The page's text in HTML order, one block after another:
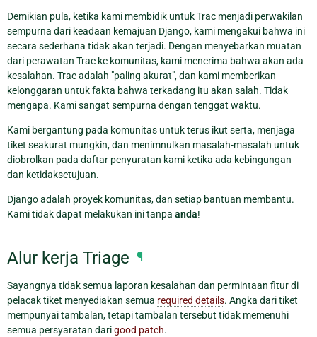
Demikian pula, ketika kami membidik untuk Trac menjadi perwakilan
sempurna dari keadaan kemajuan Django, kami mengakui bahwa ini
secara sederhana tidak akan terjadi. Dengan menyebarkan muatan
dari perawatan Trac ke komunitas, kami menerima bahwa akan ada
kesalahan. Trac adalah "paling akurat", dan kami memberikan
kelonggaran untuk fakta bahwa terkadang itu akan salah. Tidak
mengapa. Kami sangat sempurna dengan tenggat waktu.
Kami bergantung pada komunitas untuk terus ikut serta, menjaga
tiket seakurat mungkin, dan menimnulkan masalah-masalah untuk
diobrolkan pada daftar penyuratan kami ketika ada kebingungan
dan ketidaksetujuan.
Django adalah proyek komunitas, dan setiap bantuan membantu.
Kami tidak dapat melakukan ini tanpa anda!
Alur kerja Triage ¶
Sayangnya tidak semua laporan kesalahan dan permintaan fitur di
pelacak tiket menyediakan semua required details. Angka dari tiket
mempunyai tambalan, tetapi tambalan tersebut tidak memenuhi
semua persyaratan darigood patch.